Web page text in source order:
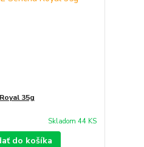
35g
Skladom 44 KS
do košíka